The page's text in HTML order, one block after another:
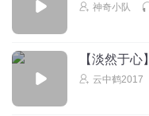
神奇小队
【淡然于心】
云中鹤2017